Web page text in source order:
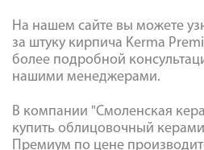
На нашем сайте вы можете
за штуку кирпича Kerma
более подробной
нашими менеджерами.
В компании "Смоленская
купить облицовочный
Премиум по цене